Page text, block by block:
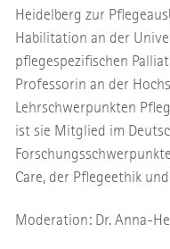
Heidelberg zur
Habilitation an der
pflegespezifischen
Professorin an der
Lehrschwerpunkten
ist sie Mitglied im
Care, der Pflegeethik
Moderation: Dr. Anna-